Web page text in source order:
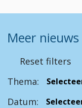
Meer nieuws
Reset filters
Thema:
Datum: